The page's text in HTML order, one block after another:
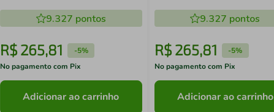
9.327 pontos
R$265,81 -5%
No pagamento com Pix
Adicionar ao carrinho
9.327 pontos
R$ 265,81 -5%
No pagamento com Pix
Adicionar ao carrinho